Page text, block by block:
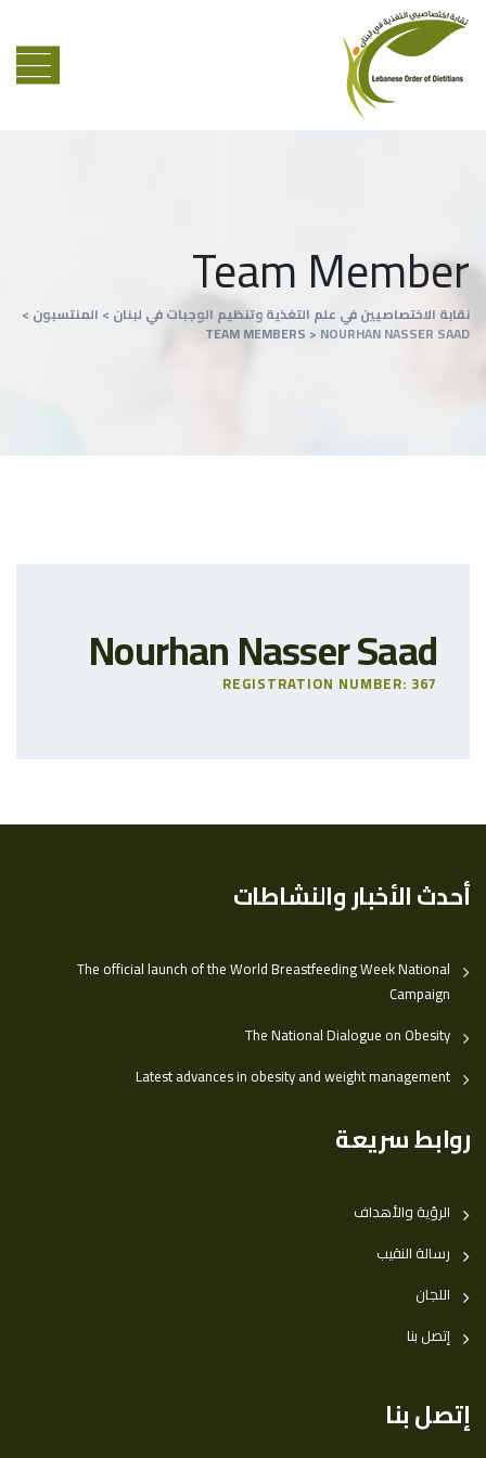
Team Member
نقابة الاختصاصيين في علم التغذية وتنظيم الوجبات في لبنان > المنتسبون >
TEAM MEMBERS > NOURHAN NASSER SAAD
Nourhan Nasser Saad
REGISTRATION NUMBER: 367
أحدث الأخبار والنشاطات
The official launch of the World Breastfeeding Week National
Campaign
The National Dialogue on Obesity
Latest advances in obesity and weight management
روابط سريعة
الرؤية والأهداف
رسالة النقيب
اللجان
إتصل بنا
إتصل بنا